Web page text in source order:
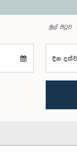
මුල් පිටුව
දින